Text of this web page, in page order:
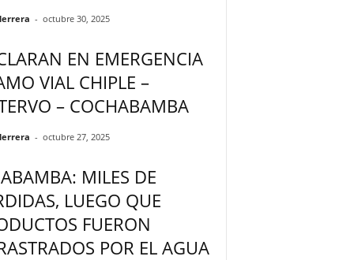
- octubre 30, 2025
EN EMERGENCIA
VIAL CHIPLE –
– COCHABAMBA
- octubre 27, 2025
MILES DE
LUEGO QUE
FUERON
POR EL AGUA